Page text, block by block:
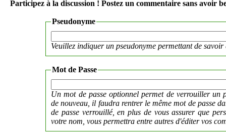
Participez à la discussion ! Postez un commentaire sans avoir
Pseudonyme
Veuillez indiquer un pseudonyme permettant de savoir
Mot de Passe
Un mot de passe optionnel permet de verrouiller un
de nouveau, il faudra rentrer le même mot de passe
de passe verrouillé, en plus de vous assurer que
votre nom, vous permettra entre autres d'éditer vos